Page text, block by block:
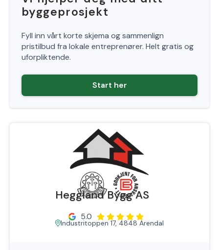
Heggland Bygg AS
5.0
Industritoppen 17, 4848 Arendal
byggeprosjekt
Fyll inn vårt korte skjema og sammenlign
pristilbud fra lokale entreprenører. Helt gratis og
uforpliktende.
Start her